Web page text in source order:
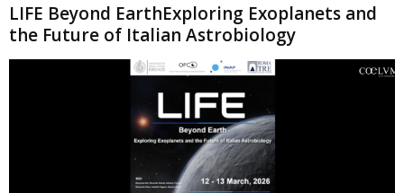
LIFE Beyond EarthExploring Exoplanets and
the Future of Italian Astrobiology